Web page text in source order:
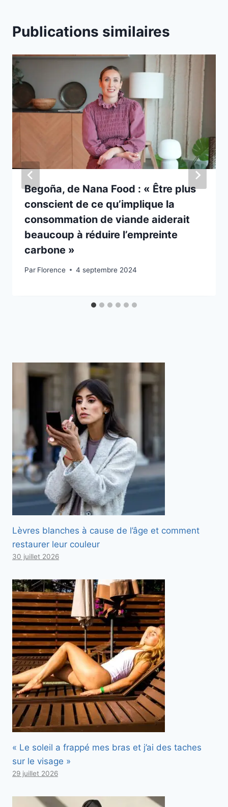
Publications similaires
Begoña, de Nana Food : « Être plus
conscient de ce qu’implique la
consommation de viande aiderait
beaucoup à réduire l’empreinte
carbone »
Par Florence 4 septembre 2024
Lèvres blanches à cause de l’âge et comment
restaurer leur couleur
30 juillet 2026
« Le soleil a frappé mes bras et j’ai des taches
sur le visage »
29 juillet 2026